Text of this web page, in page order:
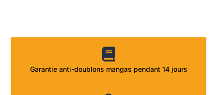
Garantie anti-doublons mangas pendant 14 jours